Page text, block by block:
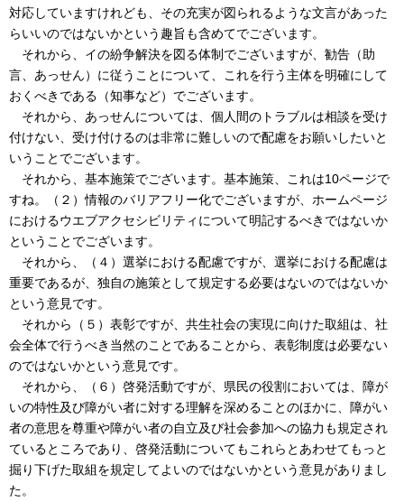
対応していますけれども、その充実が図られるような文言があった
らいいのではないかという趣旨も含めてでございます。
それから、イの紛争解決を図る体制でございますが、勧告（助
言、あっせん）に従うことについて、これを行う主体を明確にして
おくべきである（知事など）でございます。
それから、あっせんについては、個人間のトラブルは相談を受け
付けない、受け付けるのは非常に難しいので配慮をお願いしたいと
いうことでございます。
それから、基本施策でございます。基本施策、これは10ページで
すね。（２）情報のバリアフリー化でございますが、ホームページ
におけるウエブアクセシビリティについて明記するべきではないか
ということでございます。
それから、（４）選挙における配慮ですが、選挙における配慮は
重要であるが、独自の施策として規定する必要はないのではないか
という意見です。
それから（５）表彰ですが、共生社会の実現に向けた取組は、社
会全体で行うべき当然のことであることから、表彰制度は必要ない
のではないかという意見です。
それから、（６）啓発活動ですが、県民の役割においては、障が
いの特性及び障がい者に対する理解を深めることのほかに、障がい
者の意思を尊重や障がい者の自立及び社会参加への協力も規定され
ているところであり、啓発活動についてもこれらとあわせてもっと
掘り下げた取組を規定してよいのではないかという意見がありまし
た。